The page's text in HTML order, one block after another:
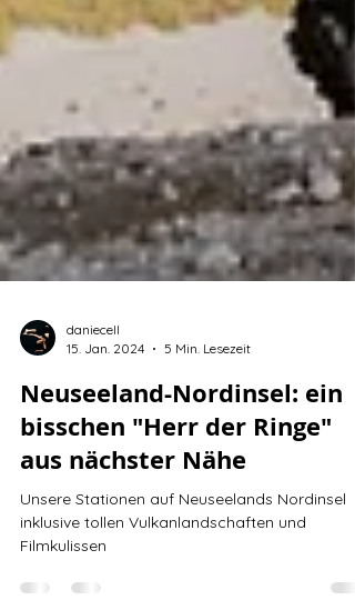
daniecell
15. Jan. 2024
5 Min. Lesezeit
Neuseeland-Nordinsel: ein
bisschen "Herr der Ringe"
aus nächster Nähe
Unsere Stationen auf Neuseelands Nordinsel
Filmkulissen